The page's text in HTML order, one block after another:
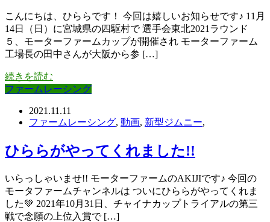
こんにちは、ひららです！ 今回は嬉しいお知らせです♪ 11月
14日（日）に宮城県の四駆村で 選手会東北2021ラウンド
５、モーターファームカップが開催され モーターファーム
工場長の田中さんが大阪から参 […]
続きを読む
ファームレーシング
2021.11.11
ファームレーシング, 動画, 新型ジムニー,
ひららがやってくれました!!
いらっしゃいませ!! モーターファームのAKIJIです♪ 今回の
モータファームチャンネルは ついにひららがやってくれま
した💚 2021年10月31日、チャイナカップトライアルの第三
戦で念願の上位入賞で […]